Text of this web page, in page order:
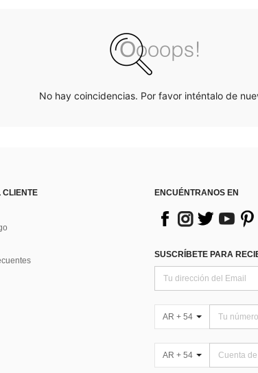
No hay coincidencias. Por favor inténtalo de
CLIENTE
ENCUÉNTRANOS EN
SUSCRÍBETE PARA
AR + 54
AR + 54